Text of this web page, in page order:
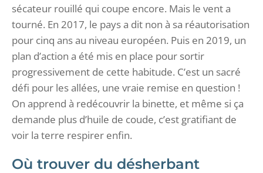
sécateur rouillé qui coupe encore. Mais le vent a
tourné. En 2017, le pays a dit non à sa réautorisation
pour cinq ans au niveau européen. Puis en 2019, un
plan d’action a été mis en place pour sortir
progressivement de cette habitude. C’est un sacré
défi pour les allées, une vraie remise en question !
On apprend à redécouvrir la binette, et même si ça
demande plus d’huile de coude, c’est gratifiant de
voir la terre respirer enfin.
Où trouver du désherbant